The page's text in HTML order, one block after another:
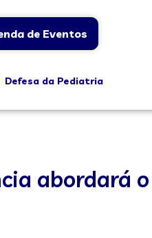
de Eventos
Defesa da Pediatria
abordará o